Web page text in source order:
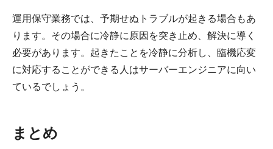
運用保守業務では、予期せぬトラブルが起きる場合もあ
ります。その場合に冷静に原因を突き止め、解決に導く
必要があります。起きたことを冷静に分析し、臨機応変
に対応することができる人はサーバーエンジニアに向い
ているでしょう。
まとめ